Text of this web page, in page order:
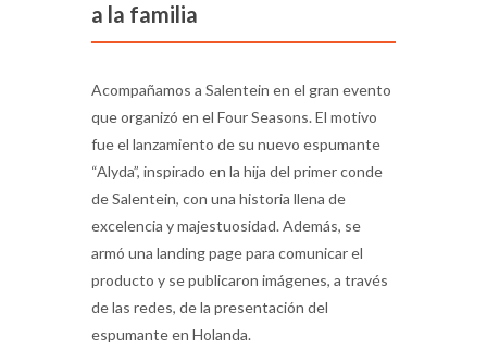
a la familia
Acompañamos a Salentein en el gran evento
que organizó en el Four Seasons. El motivo
fue el lanzamiento de su nuevo espumante
“Alyda”, inspirado en la hija del primer conde
de Salentein, con una historia llena de
excelencia y majestuosidad. Además, se
armó una landing page para comunicar el
producto y se publicaron imágenes, a través
de las redes, de la presentación del
espumante en Holanda.